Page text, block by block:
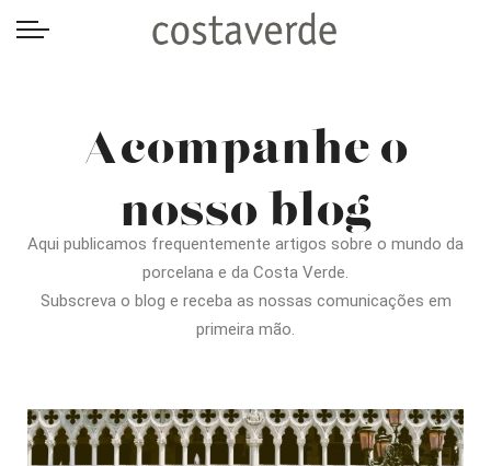
Acompanhe o
nosso blog
Aqui publicamos frequentemente artigos sobre o mundo da
porcelana e da Costa Verde.
Subscreva o blog e receba as nossas comunicações em
primeira mão.